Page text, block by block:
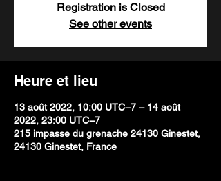
Registration is Closed
See other events
Heure et lieu
13 août 2022, 10:00 UTC−7 – 14 août
2022, 23:00 UTC−7
215 impasse du grenache 24130 Ginestet,
24130 Ginestet, France